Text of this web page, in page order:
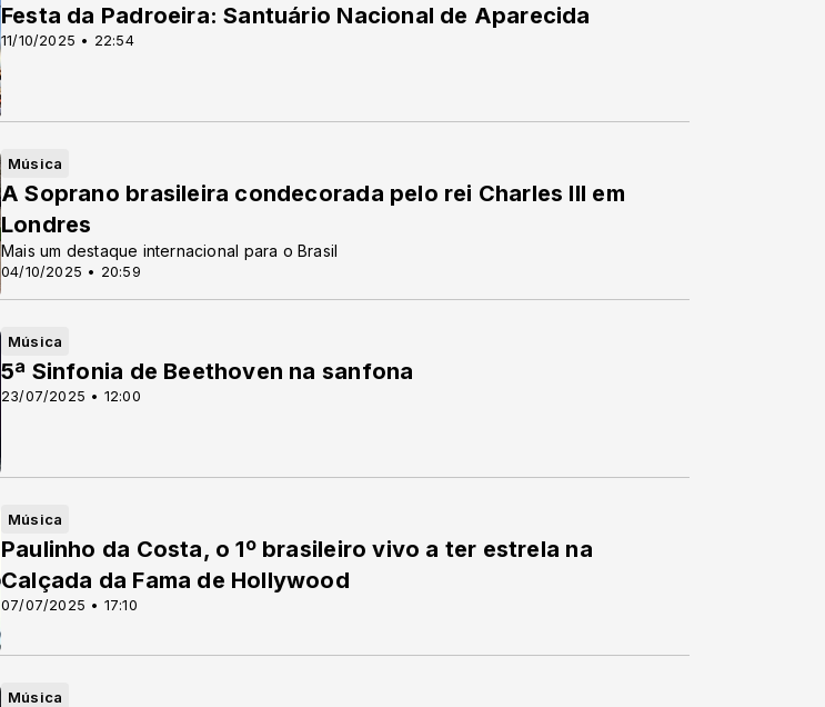
11/10/2025 • 22:54
Festa da Padroeira: Santuário Nacional de Aparecida
Música
04/10/2025 • 20:59
A Soprano brasileira condecorada pelo rei Charles III em
Londres
Mais um destaque internacional para o Brasil
Música
23/07/2025 • 12:00
5ª Sinfonia de Beethoven na sanfona
Música
07/07/2025 • 17:10
Paulinho da Costa, o 1º brasileiro vivo a ter estrela na
Calçada da Fama de Hollywood
Música